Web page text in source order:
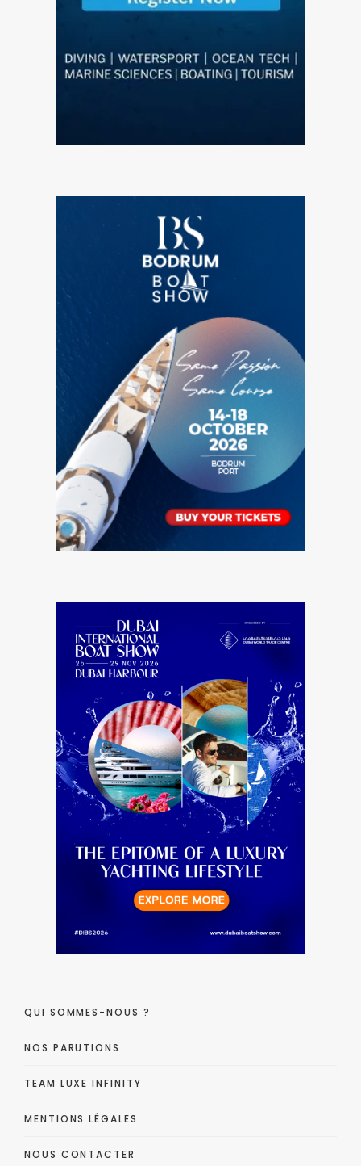
QUI SOMMES-NOUS ?
NOS PARUTIONS
TEAM LUXE INFINITY
MENTIONS LÉGALES
NOUS CONTACTER